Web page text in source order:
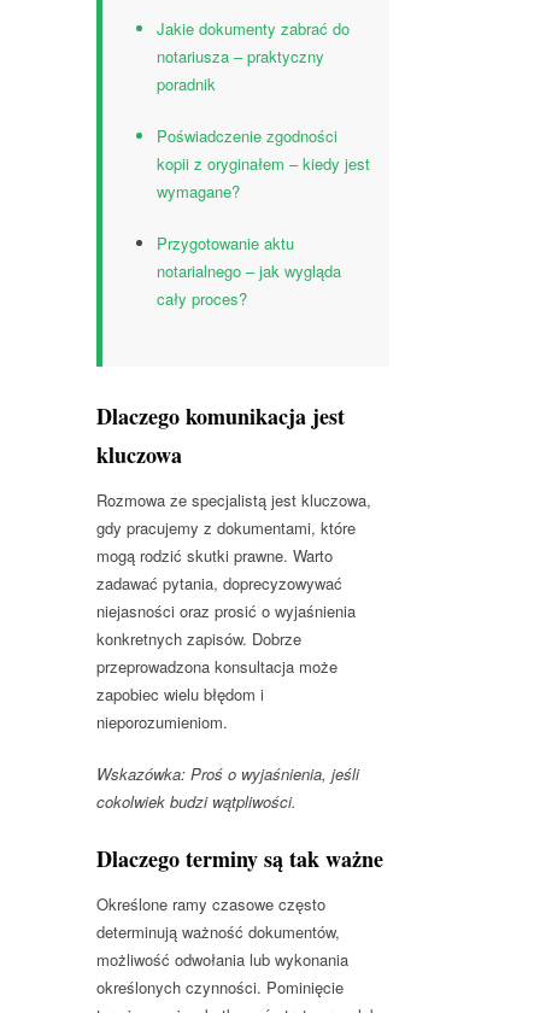
Jakie dokumenty zabrać do
notariusza – praktyczny
poradnik
Poświadczenie zgodności
kopii z oryginałem – kiedy jest
wymagane?
Przygotowanie aktu
notarialnego – jak wygląda
cały proces?
Dlaczego komunikacja jest
kluczowa
Rozmowa ze specjalistą jest kluczowa,
gdy pracujemy z dokumentami, które
mogą rodzić skutki prawne. Warto
zadawać pytania, doprecyzowywać
niejasności oraz prosić o wyjaśnienia
konkretnych zapisów. Dobrze
przeprowadzona konsultacja może
zapobiec wielu błędom i
nieporozumieniom.
Wskazówka: Proś o wyjaśnienia, jeśli
cokolwiek budzi wątpliwości.
Dlaczego terminy są tak ważne
Określone ramy czasowe często
determinują ważność dokumentów,
możliwość odwołania lub wykonania
określonych czynności. Pominięcie